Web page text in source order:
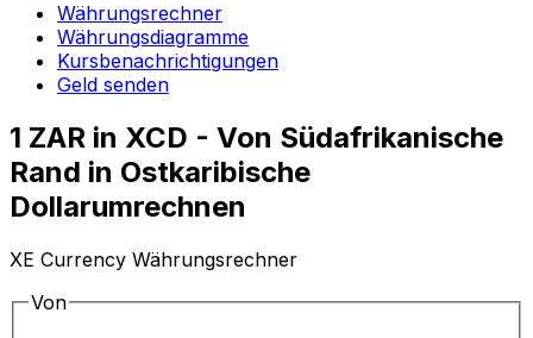
Währungsrechner
Währungsdiagramme
Kursbenachrichtigungen
Geld senden
1 ZAR in XCD - Von Südafrikanische
Rand in Ostkaribische
Dollarumrechnen
XE Currency Währungsrechner
Von